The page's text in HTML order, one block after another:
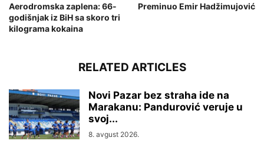
Aerodromska zaplena: 66-
godišnjak iz BiH sa skoro tri
kilograma kokaina
Preminuo Emir Hadžimujović
RELATED ARTICLES
Novi Pazar bez straha ide na
Marakanu: Pandurović veruje u
svoj...
8. avgust 2026.